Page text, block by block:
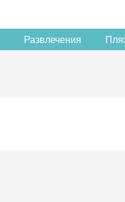
Развлечения